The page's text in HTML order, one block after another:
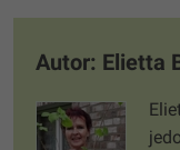
Autor: Elietta